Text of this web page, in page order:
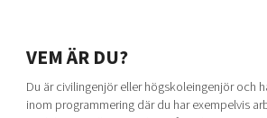
VEM ÄR DU?
Du är civilingenjör eller högskoleingenjör och
inom programmering där du har exempelvis